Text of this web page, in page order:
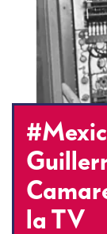
la TV